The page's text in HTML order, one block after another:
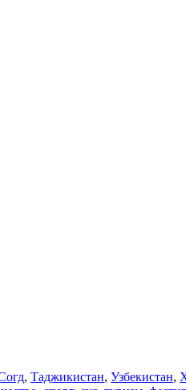
, Таджикистан, Узбекистан,